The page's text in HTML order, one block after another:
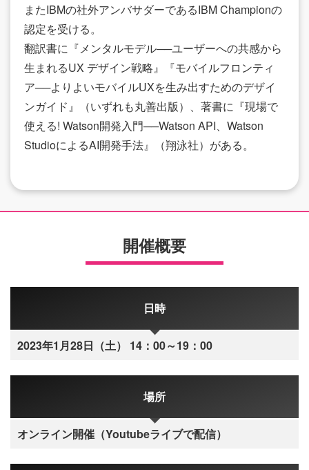
またIBMの社外アンバサダーであるIBM Championの
認定を受ける。
翻訳書に『メンタルモデル──ユーザーへの共感から
生まれるUX デザイン戦略』『モバイルフロンティ
ア──よりよいモバイルUXを生み出すためのデザイ
ンガイド』（いずれも丸善出版）、著書に『現場で
使える! Watson開発入門──Watson API、Watson
StudioによるAI開発手法』（翔泳社）がある。
開催概要
日時
2023年1月28日（土） 14：00～19：00
場所
オンライン開催（Youtubeライブで配信）